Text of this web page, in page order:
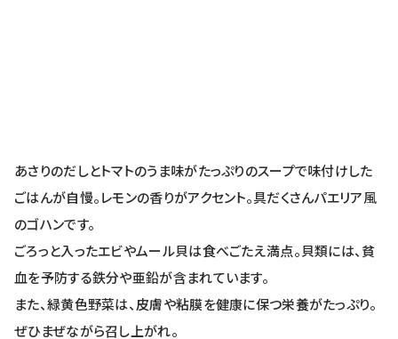
あさりのだしとトマトのうま味がたっぷりのスープで味付けした
ごはんが自慢。レモンの香りがアクセント。具だくさんパエリア風
のゴハンです。
ごろっと入ったエビやムール貝は食べごたえ満点。貝類には、貧
血を予防する鉄分や亜鉛が含まれています。
また、緑黄色野菜は、皮膚や粘膜を健康に保つ栄養がたっぷり。
ぜひまぜながら召し上がれ。